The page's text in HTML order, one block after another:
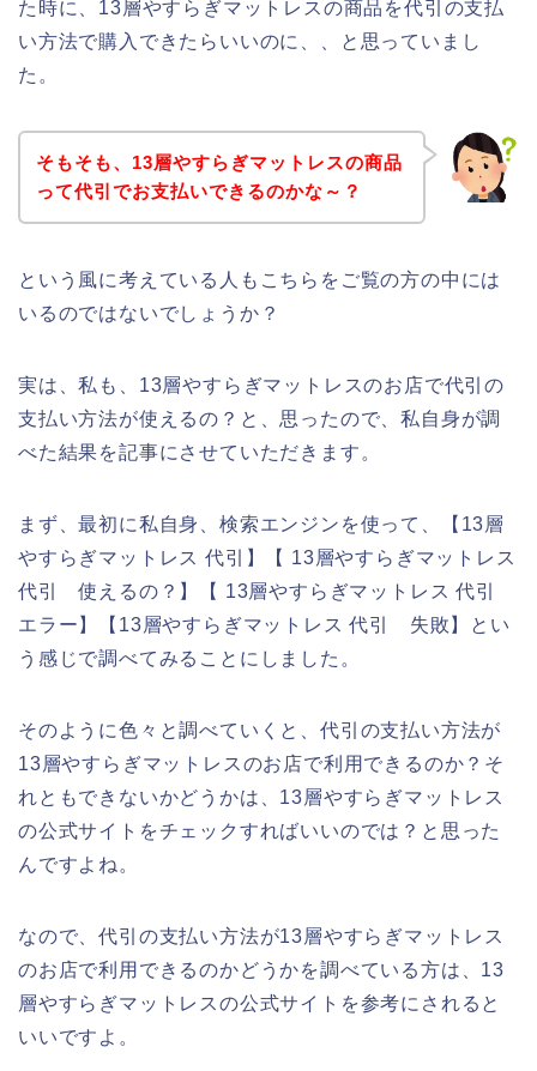
た時に、13層やすらぎマットレスの商品を代引の支払
い方法で購入できたらいいのに、、と思っていまし
た。
そもそも、13層やすらぎマットレスの商品
って代引でお支払いできるのかな～？
という風に考えている人もこちらをご覧の方の中には
いるのではないでしょうか？
実は、私も、13層やすらぎマットレスのお店で代引の
支払い方法が使えるの？と、思ったので、私自身が調
べた結果を記事にさせていただきます。
まず、最初に私自身、検索エンジンを使って、【13層
やすらぎマットレス 代引】【 13層やすらぎマットレス
代引 使えるの？】【 13層やすらぎマットレス 代引
エラー】【13層やすらぎマットレス 代引 失敗】とい
う感じで調べてみることにしました。
そのように色々と調べていくと、代引の支払い方法が
13層やすらぎマットレスのお店で利用できるのか？そ
れともできないかどうかは、13層やすらぎマットレス
の公式サイトをチェックすればいいのでは？と思った
んですよね。
なので、代引の支払い方法が13層やすらぎマットレス
のお店で利用できるのかどうかを調べている方は、13
層やすらぎマットレスの公式サイトを参考にされると
いいですよ。